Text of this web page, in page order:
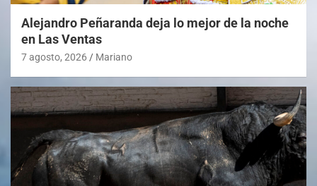
Alejandro Peñaranda deja lo mejor de la noche
en Las Ventas
7 agosto, 2026 Mariano